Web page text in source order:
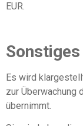
EUR.
Sonstiges
Es wird
zur Überwachung
übernimmt.